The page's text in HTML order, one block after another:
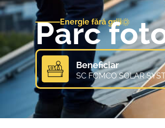
Energie fără griji
Parc
Beneficiar
SC FOMCO SOLAR